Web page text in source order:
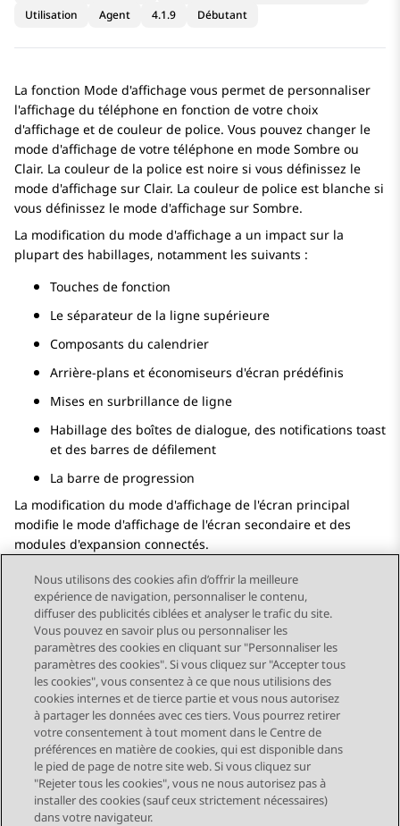
Utilisation
Agent 4.1.9 Débutant
La fonction Mode d'affichage vous permet de personnaliser
l'affichage du téléphone en fonction de votre choix
d'affichage et de couleur de police. Vous pouvez changer le
mode d'affichage de votre téléphone en mode Sombre ou
Clair. La couleur de la police est noire si vous définissez le
mode d'affichage sur Clair. La couleur de police est blanche si
vous définissez le mode d'affichage sur Sombre.
La modification du mode d'affichage a un impact sur la
plupart des habillages, notamment les suivants :
Touches de fonction
Le séparateur de la ligne supérieure
Composants du calendrier
Arrière-plans et économiseurs d'écran prédéfinis
Mises en surbrillance de ligne
Habillage des boîtes de dialogue, des notifications toast
et des barres de défilement
La barre de progression
La modification du mode d'affichage de l'écran principal
modifie le mode d'affichage de l'écran secondaire et des
modules d'expansion connectés.
Send Feedback
Navigation par sujet
Sujet précédent Sujet suivant
STAY CONNECTED
Nous utilisons des cookies afin d’offrir la meilleure
expérience de navigation, personnaliser le contenu,
diffuser des publicités ciblées et analyser le trafic du site.
Vous pouvez en savoir plus ou personnaliser les
paramètres des cookies en cliquant sur "Personnaliser les
paramètres des cookies". Si vous cliquez sur "Accepter tous
les cookies", vous consentez à ce que nous utilisions des
cookies internes et de tierce partie et vous nous autorisez
à partager les données avec ces tiers. Vous pourrez retirer
votre consentement à tout moment dans le Centre de
préférences en matière de cookies, qui est disponible dans
le pied de page de notre site web. Si vous cliquez sur
"Rejeter tous les cookies", vous ne nous autorisez pas à
installer des cookies (sauf ceux strictement nécessaires)
dans votre navigateur.